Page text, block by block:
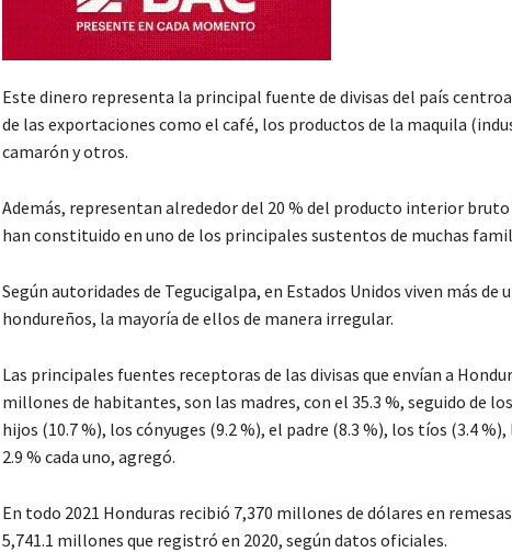
Este dinero representa la principal fuente de divisas del país
de las exportaciones como el café, los productos de la maquila
camarón y otros.
Además, representan alrededor del 20 % del producto interior bruto
han constituido en uno de los principales sustentos de muchas
Según autoridades de Tegucigalpa, en Estados Unidos viven más de
hondureños, la mayoría de ellos de manera irregular.
Las principales fuentes receptoras de las divisas que envían a
millones de habitantes, son las madres, con el 35.3 %, seguido de
hijos (10.7 %), los cónyuges (9.2 %), el padre (8.3 %), los tíos (3.4
2.9 % cada uno, agregó.
En todo 2021 Honduras recibió 7,370 millones de dólares en
5,741.1 millones que registró en 2020, según datos oficiales.